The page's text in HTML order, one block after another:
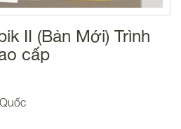
II (Bản Mới) Trình
cấp